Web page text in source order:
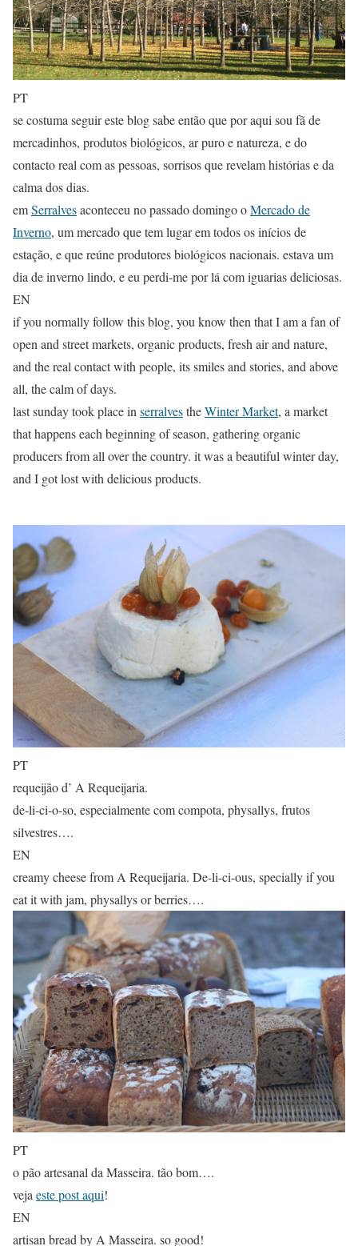
PT
se costuma seguir este blog sabe então que por aqui sou fã de
mercadinhos, produtos biológicos, ar puro e natureza, e do
contacto real com as pessoas, sorrisos que revelam histórias e da
calma dos dias.
emSerralvesaconteceu no passado domingo oMercado de
Inverno, um mercado que tem lugar em todos os inícios de
estação, e que reúne produtores biológicos nacionais. estava um
dia de inverno lindo, e eu perdi-me por lá com iguarias deliciosas.
EN
if you normally follow this blog, you know then that I am a fan of
open and street markets, organic products, fresh air and nature,
and the real contact with people, its smiles and stories, and above
all, the calm of days.
last sunday took place inserralvestheWinter Market, a market
that happens each beginning of season, gathering organic
producers from all over the country. it was a beautiful winter day,
and I got lost with delicious products.
PT
requeijão d’ A Requeijaria.
de-li-ci-o-so, especialmente com compota, physallys, frutos
silvestres….
EN
creamy cheese from A Requeijaria. De-li-ci-ous, specially if you
eat it with jam, physallys or berries….
PT
o pão artesanal da Masseira. tão bom….
veja este post aqui!
EN
artisan bread by A Masseira. so good!